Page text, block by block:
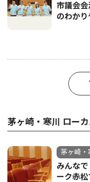
市議会
のわか
茅ヶ崎・寒川 ロー
茅ヶ崎・
みんな
ーク赤松